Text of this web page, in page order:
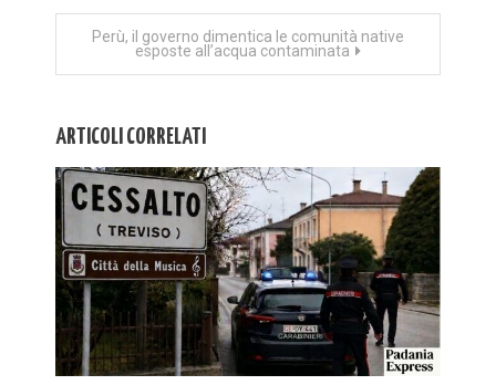
articoli
Perù, il governo dimentica le comunità native
esposte all’acqua contaminata
ARTICOLI CORRELATI